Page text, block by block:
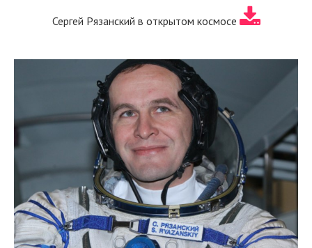
Сергей Рязанский в открытом космосе